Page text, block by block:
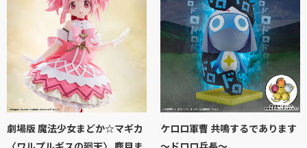
劇場版 魔法少女まどか☆マギカ
ケロロ軍曹 共鳴するであります